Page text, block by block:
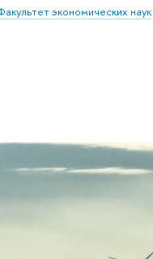
экономических наук